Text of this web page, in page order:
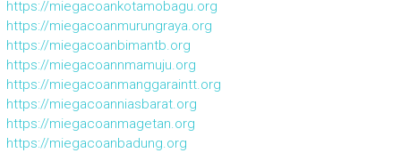
https://miegacoankotamobagu.org
https://miegacoanmurungraya.org
https://miegacoanbimantb.org
https://miegacoannmamuju.org
https://miegacoanmanggaraintt.org
https://miegacoanniasbarat.org
https://miegacoanmagetan.org
https://miegacoanbadung.org